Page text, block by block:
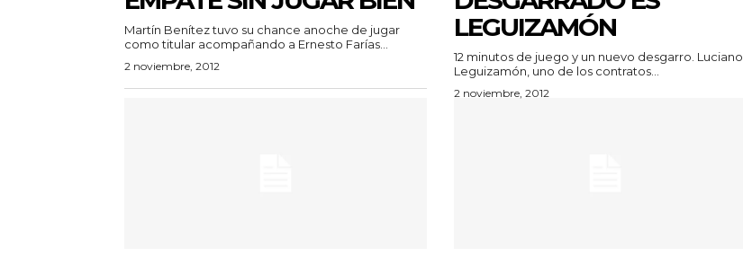
Martín Benítez tuvo su chance anoche de jugar
como titular acompañando a Ernesto Farías...
2 noviembre, 2012
LEGUIZAMÓN
12 minutos de juego y un nuevo desgarro. Luciano
Leguizamón, uno de los contratos...
2 noviembre, 2012